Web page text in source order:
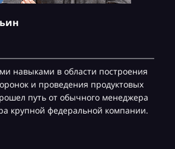
навыками в области построения
и проведения продуктовых
путь от обычного менеджера
крупной федеральной компании.